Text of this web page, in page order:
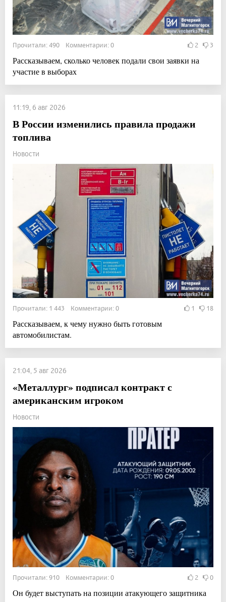
Прочитали: 490 Комментарии: 0 2 3
Рассказываем, сколько человек подали свои заявки на
участие в выборах
11:19, 6 авг 2026
В России изменились правила продажи
топлива
Новости
Прочитали: 1 443 Комментарии: 0 1 18
Рассказываем, к чему нужно быть готовым
автомобилистам.
21:04, 5 авг 2026
«Металлург» подписал контракт с
американским игроком
Новости
Прочитали: 910 Комментарии: 0 2 0
Он будет выступать на позиции атакующего защитника